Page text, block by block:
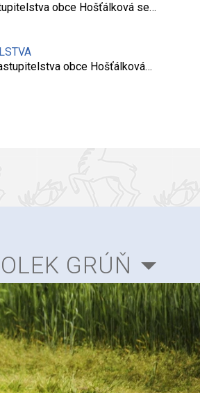
obce Hošťálková se…
obce Hošťálková…
GRÚŇ